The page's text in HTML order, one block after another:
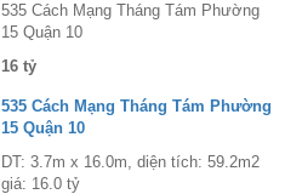
535 Cách Mạng Tháng Tám Phường
15 Quận 10
16 tỷ
535 Cách Mạng Tháng Tám Phường
15 Quận 10
DT: 3.7m x 16.0m, diện tích: 59.2m2
giá: 16.0 tỷ